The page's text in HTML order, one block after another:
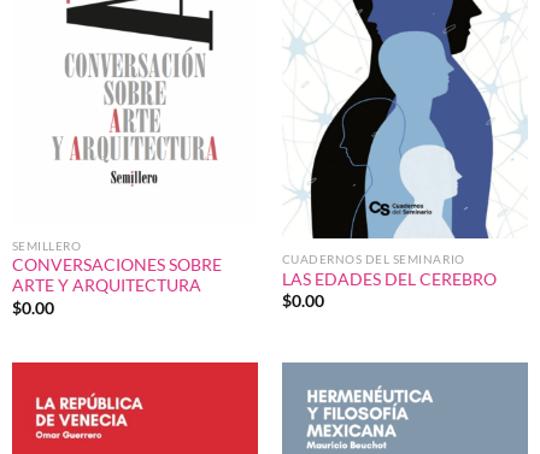
SEMILLERO
CONVERSACIONES SOBRE
ARTE Y ARQUITECTURA
$0.00
CUADERNOS DEL SEMINARIO
LAS EDADES DEL CEREBRO
$0.00